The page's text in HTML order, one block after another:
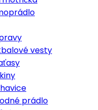
vesty
prádlo